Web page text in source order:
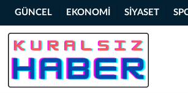
GÜNCEL EKONOMİ SİYASET